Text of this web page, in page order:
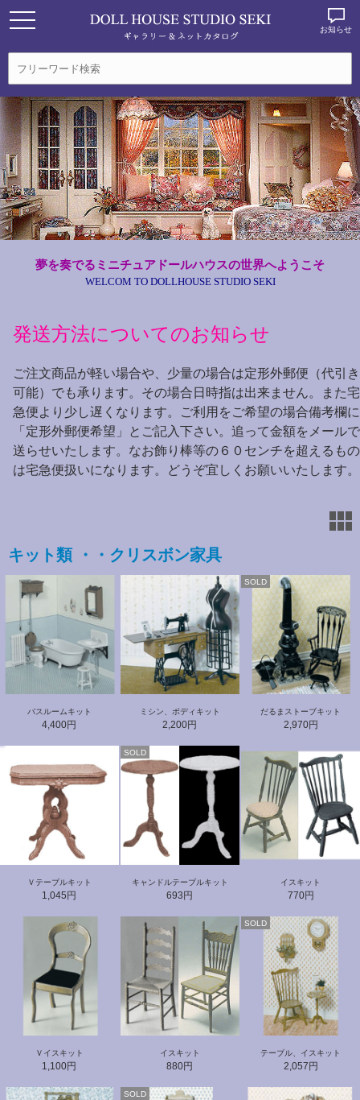
お知らせ
夢を奏でるミニチュアドールハウスの世界へようこそ
WELCOM TO DOLLHOUSE STUDIO SEKI
発送方法についてのお知らせ
ご注文商品が軽い場合や、少量の場合は定形外郵便（代引き
可能）でも承ります。その場合日時指は出来ません。また宅
急便より少し遅くなります。ご利用をご希望の場合備考欄に
「定形外郵便希望」とご記入下さい。追って金額をメールで
送らせいたします。なお飾り棒等の６０センチを超えるもの
は宅急便扱いになります。どうぞ宜しくお願いいたします。
キット類 ・・クリスボン家具
バスルームキット
4,400円
ミシン、ボディキット
2,200円
SOLD
だるまストーブキット
2,970円
Ｖテーブルキット
1,045円
SOLD
キャンドルテーブルキット
693円
イスキット
770円
Ｖイスキット
1,100円
イスキット
880円
SOLD
テーブル、イスキット
2,057円
SOLD